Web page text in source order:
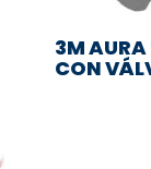
3M AURA
CON